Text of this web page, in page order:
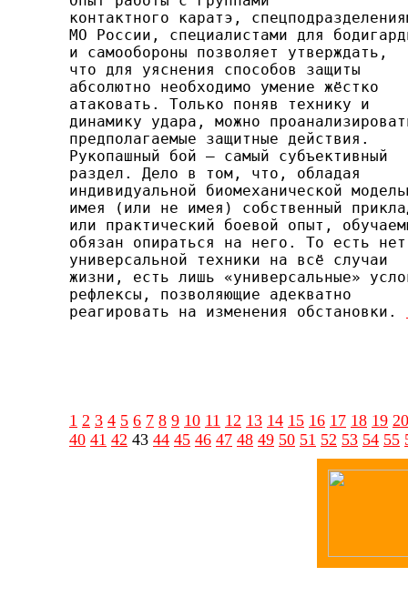
контактного каратэ,
МО России, специалистами для
и самообороны позволяет утверждать,
что для уяснения способов защиты
абсолютно необходимо умение жёстко
ата­ковать. Только поняв технику и
динамику удара, можно
предполагаемые защитные действия.
Ру­копашный бой — самый субъективный
раздел. Дело в том, что, обладая
индивидуальной биомеханической
имея (или не имея) собственный
или практи­ческий боевой опыт,
обязан опираться на него. То есть нет
универсальной техники на всё случаи
жизни, есть лишь «универсальные»
рефлексы, позволяю­щие адекватно
реагировать на изменения обстановки.
1 2 3 4 5 6 7 8 9 10 11 12 13 14 15 16 17 18 19 20
40 41 42 43 44 45 46 47 48 49 50 51 52 53 54 55